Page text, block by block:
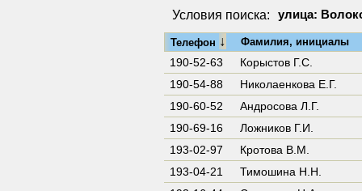
Условия поиска: улица:
Телефон ↓ Фамилия, инициалы
190-52-63
Корыстов Г.С.
190-54-88
Николаенкова Е.Г.
190-60-52
Андросова Л.Г.
190-69-16
Ложников Г.И.
193-02-97
Кротова В.М.
193-04-21
Тимошина Н.Н.